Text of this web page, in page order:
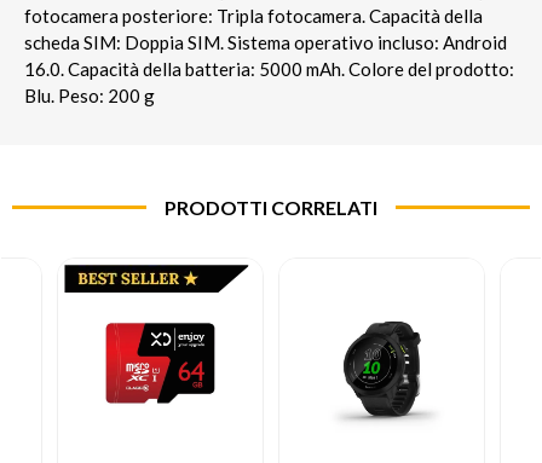
fotocamera posteriore: Tripla fotocamera. Capacità della
scheda SIM: Doppia SIM. Sistema operativo incluso: Android
16.0. Capacità della batteria: 5000 mAh. Colore del prodotto:
Blu. Peso: 200 g
PRODOTTI CORRELATI